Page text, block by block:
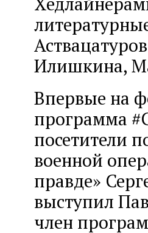
Илишкина,
Впервые на
программа
посетители
военной
правде»
выступил
член